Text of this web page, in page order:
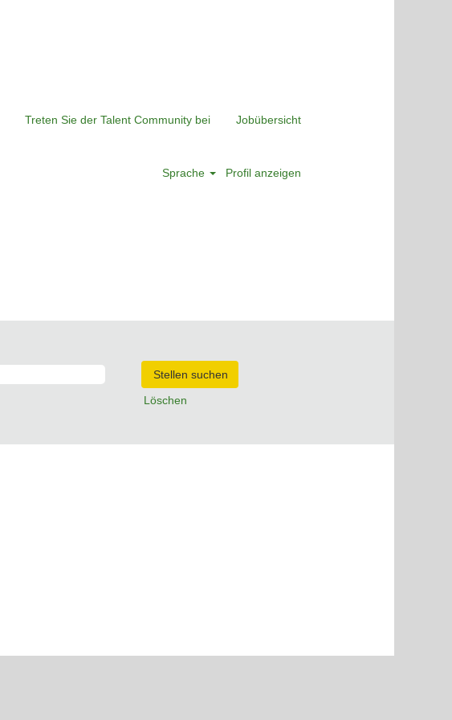
Treten Sie der Talent Community bei Jobübersicht
Sprache Profil anzeigen
Löschen